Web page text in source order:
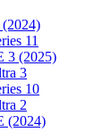
11
3 (2025)
3
10
2
(2024)